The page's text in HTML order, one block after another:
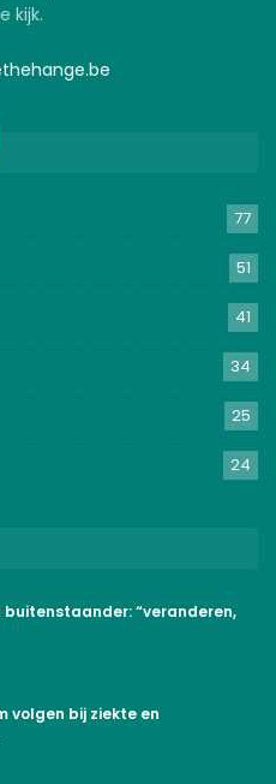
kijk.
77
51
41
34
25
24
buitenstaander: “veranderen,
volgen bij ziekte en